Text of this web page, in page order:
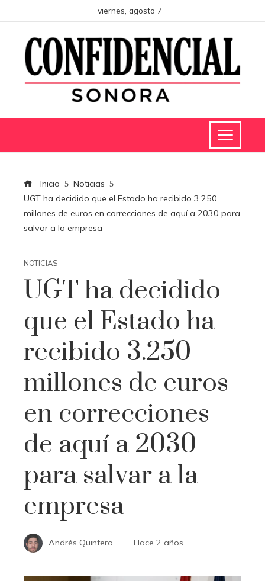
viernes, agosto 7
Inicio
Noticias
UGT ha decidido que el Estado ha recibido 3.250
millones de euros en correcciones de aquí a 2030 para
salvar a la empresa
NOTICIAS
UGT ha decidido
que el Estado ha
recibido 3.250
millones de euros
en correcciones
de aquí a 2030
para salvar a la
empresa
Andrés Quintero Hace 2 años